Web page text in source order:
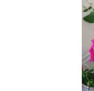
✨ちなみに…左に
が…葉っぱクルク
したが…こういう